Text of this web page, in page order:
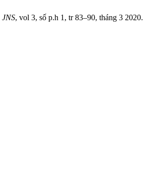
JNS, vol 3, số p.h 1, tr 83–90, tháng 3 2020.